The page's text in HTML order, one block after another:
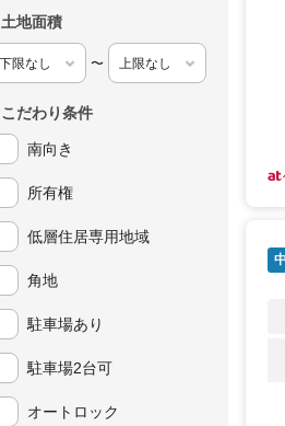
土地面積
〜
こだわり条件
南向き
所有権
低層住居専用地域
角地
駐車場あり
駐車場2台可
オートロック